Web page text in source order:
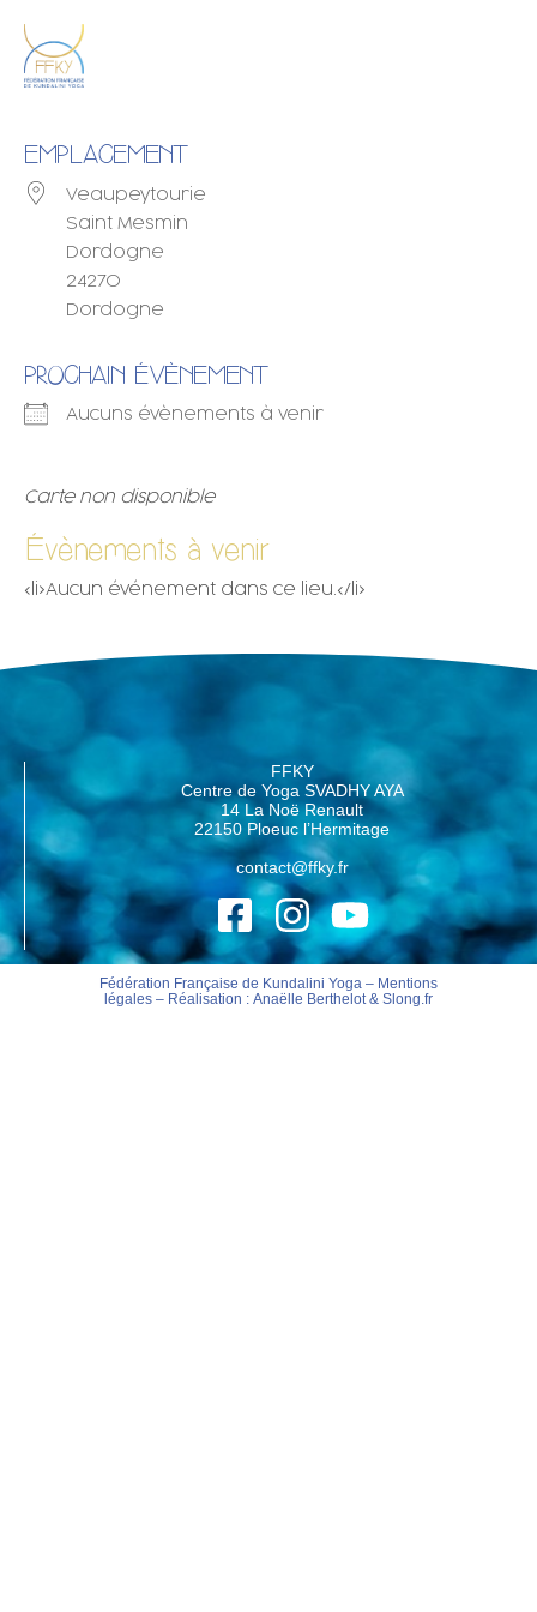
EMPLACEMENT
Veaupeytourie
Saint Mesmin
Dordogne
24270
Dordogne
PROCHAIN ÉVÈNEMENT
Aucuns évènements à venir
Carte non disponible
Évènements à venir
<li>Aucun événement dans ce lieu.</li>
FFKY
Centre de Yoga SVADHY AYA
14 La Noë Renault
22150 Ploeuc l’Hermitage
contact@ffky.fr
Fédération Française de Kundalini Yoga – Mentions
légales– Réalisation : Anaëlle Berthelot& Slong.fr